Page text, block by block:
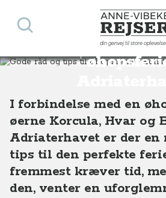
Anne-Vibeke
din genvej til store
Søg
Gode råd og
Destinationer Europa Kroatien Gode råd og tips til
I forbindelse med en
øerne Korcula, Hvar og
Adriaterhavet er der en
tips til den perfekte
fremmest kræver tid,
den, venter en